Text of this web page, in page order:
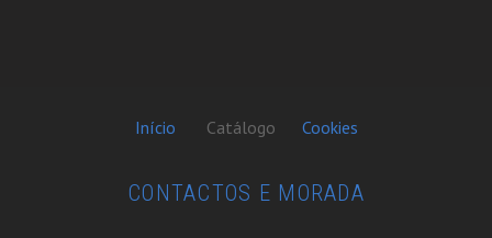
Início Catálogo Cookies
CONTACTOS E MORADA